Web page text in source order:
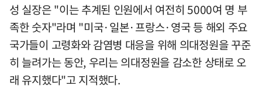
성 실장은 "이는 추계된 인원에서 여전히 5000여 명 부
족한 숫자"라며 "미국·일본·프랑스·영국 등 해외 주요
국가들이 고령화와 감염병 대응을 위해 의대정원을 꾸준
히 늘려가는 동안, 우리는 의대정원을 감소한 상태로 오
래 유지했다"고 지적했다.